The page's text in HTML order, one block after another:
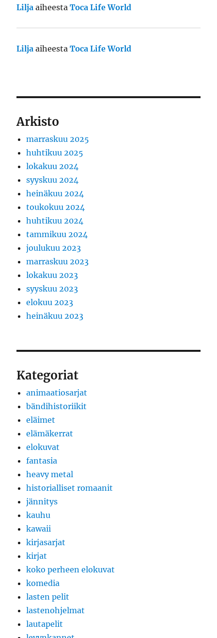
Lilja aiheestaToca Life World
Lilja aiheestaToca Life World
Arkisto
marraskuu 2025
huhtikuu 2025
lokakuu 2024
syyskuu 2024
heinäkuu 2024
toukokuu 2024
huhtikuu 2024
tammikuu 2024
joulukuu 2023
marraskuu 2023
lokakuu 2023
syyskuu 2023
elokuu 2023
heinäkuu 2023
Kategoriat
animaatiosarjat
bändihistoriikit
eläimet
elämäkerrat
elokuvat
fantasia
heavy metal
historialliset romaanit
jännitys
kauhu
kawaii
kirjasarjat
kirjat
koko perheen elokuvat
komedia
lasten pelit
lastenohjelmat
lautapelit